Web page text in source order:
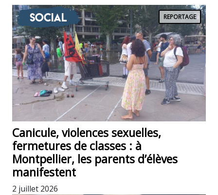
Social REPORTAGE
Canicule, violences sexuelles,
fermetures de classes : à
Montpellier, les parents d’élèves
manifestent
2 juillet 2026